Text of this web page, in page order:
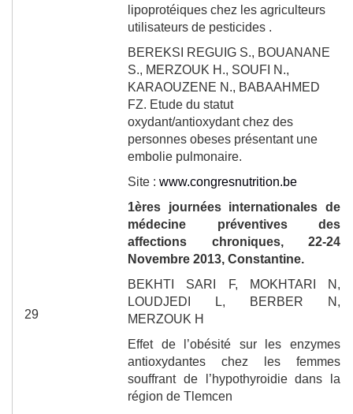
lipoprotéiques chez les agriculteurs
utilisateurs de pesticides .
BEREKSI REGUIG S., BOUANANE
S., MERZOUK H., SOUFI N.,
KARAOUZENE N., BABAAHMED
FZ. Etude du statut
oxydant/antioxydant chez des
personnes obeses présentant une
embolie pulmonaire.
Site : www.congresnutrition.be
29
1ères journées internationales de
médecine préventives des
affections chroniques, 22-24
Novembre 2013, Constantine.
BEKHTI SARI F, MOKHTARI N,
LOUDJEDI L, BERBER N,
MERZOUK H
Effet de l’obésité sur les enzymes
antioxydantes chez les femmes
souffrant de l’hypothyroidie dans la
région de Tlemcen